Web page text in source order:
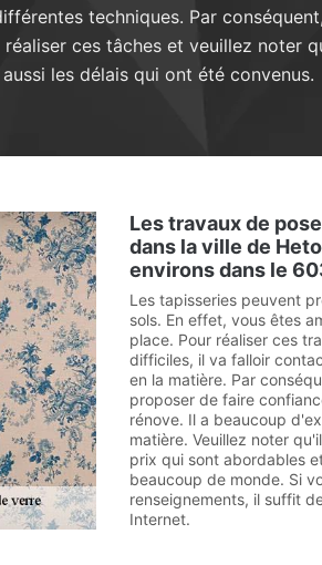
techniques. Par
ces tâches et veuillez noter
les délais qui ont été convenus.
Les travaux de
dans la ville de
environs dans le
Les tapisseries peuvent
sols. En effet, vous êtes
place. Pour réaliser ces
difficiles, il va falloir
en la matière. Par
proposer de faire
rénove. Il a beaucoup
matière. Veuillez noter
prix qui sont abordables
beaucoup de monde. Si
renseignements, il suffit
Internet.